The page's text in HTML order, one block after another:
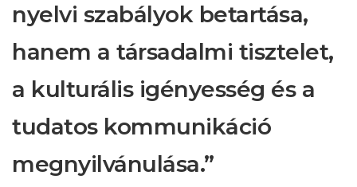
nyelvi szabályok betartása,
hanem a társadalmi tisztelet,
a kulturális igényesség és a
tudatos kommunikáció
megnyilvánulása.”